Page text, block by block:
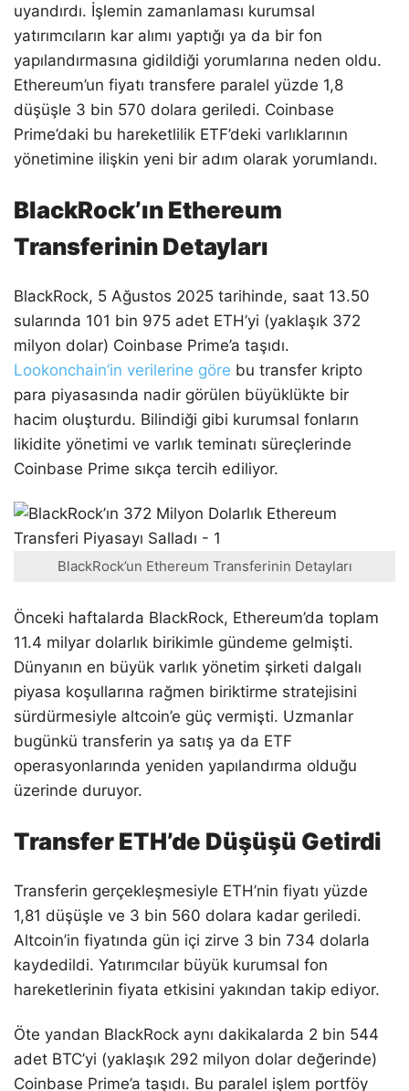
uyandırdı. İşlemin zamanlaması kurumsal
yatırımcıların kar alımı yaptığı ya da bir fon
yapılandırmasına gidildiği yorumlarına neden oldu.
Ethereum’un fiyatı transfere paralel yüzde 1,8
düşüşle 3 bin 570 dolara geriledi. Coinbase
Prime’daki bu hareketlilik ETF’deki varlıklarının
yönetimine ilişkin yeni bir adım olarak yorumlandı.
BlackRock’ın Ethereum
Transferinin Detayları
BlackRock, 5 Ağustos 2025 tarihinde, saat 13.50
sularında 101 bin 975 adet ETH’yi (yaklaşık 372
milyon dolar) Coinbase Prime’a taşıdı.
Lookonchain’in verilerine göre bu transfer kripto
para piyasasında nadir görülen büyüklükte bir
hacim oluşturdu. Bilindiği gibi kurumsal fonların
likidite yönetimi ve varlık teminatı süreçlerinde
Coinbase Prime sıkça tercih ediliyor.
BlackRock’un Ethereum Transferinin Detayları
Önceki haftalarda BlackRock, Ethereum’da toplam
11.4 milyar dolarlık birikimle gündeme gelmişti.
Dünyanın en büyük varlık yönetim şirketi dalgalı
piyasa koşullarına rağmen biriktirme stratejisini
sürdürmesiyle altcoin’e güç vermişti. Uzmanlar
bugünkü transferin ya satış ya da ETF
operasyonlarında yeniden yapılandırma olduğu
üzerinde duruyor.
Transfer ETH’de Düşüşü Getirdi
Transferin gerçekleşmesiyle ETH’nin fiyatı yüzde
1,81 düşüşle ve 3 bin 560 dolara kadar geriledi.
Altcoin’in fiyatında gün içi zirve 3 bin 734 dolarla
kaydedildi. Yatırımcılar büyük kurumsal fon
hareketlerinin fiyata etkisini yakından takip ediyor.
Öte yandan BlackRock aynı dakikalarda 2 bin 544
adet BTC’yi (yaklaşık 292 milyon dolar değerinde)
Coinbase Prime’a taşıdı. Bu paralel işlem portföy